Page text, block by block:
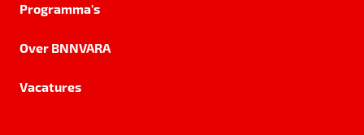
Programma's
Over BNNVARA
Vacatures